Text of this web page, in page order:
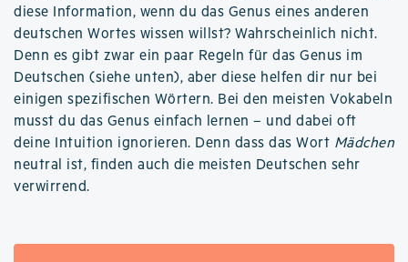
diese Information, wenn du das Genus eines anderen
deutschen Wortes wissen willst? Wahrscheinlich nicht.
Denn es gibt zwar ein paar Regeln für das Genus im
Deutschen (siehe unten), aber diese helfen dir nur bei
einigen spezifischen Wörtern. Bei den meisten Vokabeln
musst du das Genus einfach lernen – und dabei oft
deine Intuition ignorieren. Denn dass das Wort Mädchen
neutral ist, finden auch die meisten Deutschen sehr
verwirrend.